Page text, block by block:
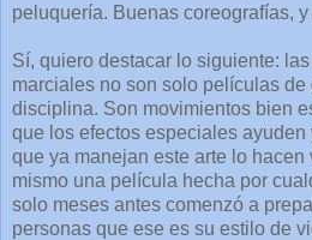
peluquería. Buenas coreografías,
Sí, quiero destacar lo siguiente:
marciales no son solo películas de
disciplina. Son movimientos bien
que los efectos especiales
que ya manejan este arte lo hacen
mismo una película hecha por
solo meses antes comenzó a
personas que ese es su estilo de